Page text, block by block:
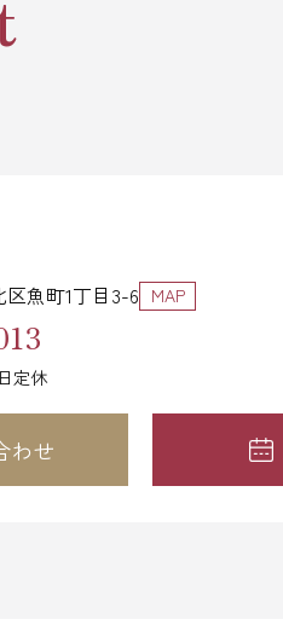
魚町1丁目3-6 MAP
定休
わせ